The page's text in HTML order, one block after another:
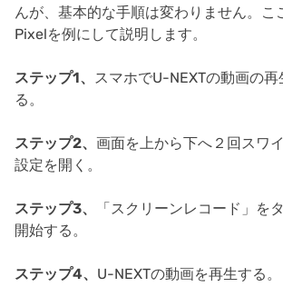
んが、基本的な手順は変わりません。こ
Pixelを例にして説明します。
ステップ1、
スマホでU-NEXTの動画の再
る。
ステップ2、 画面を上から下へ２回スワ
設定を開く。
ステップ3、
「スクリーンレコード」を
開始する。
ステップ4、 U-NEXTの動画を再生する。